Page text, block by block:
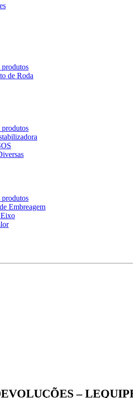
produtos
de Roda
produtos
produtos
Embreagem
–